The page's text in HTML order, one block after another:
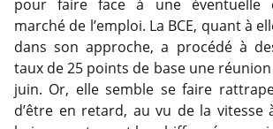
pour faire face à une éventuelle
marché de l’emploi. La BCE, quant à
dans son approche, a procédé à
taux de 25 points de base une
juin. Or, elle semble se faire
d’être en retard, au vu de la vitesse